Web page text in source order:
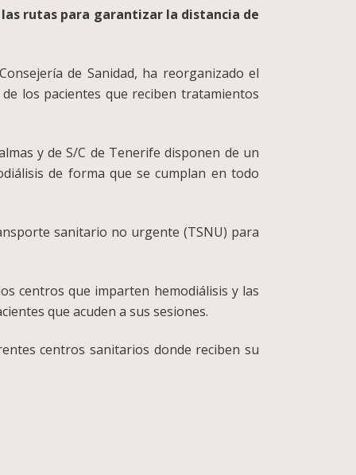
rutas para garantizar la distancia de
de Sanidad, ha reorganizado el
los pacientes que reciben tratamientos
y de S/C de Tenerife disponen de un
de forma que se cumplan en todo
sanitario no urgente (TSNU) para
centros que imparten hemodiálisis y las
que acuden a sus sesiones.
centros sanitarios donde reciben su